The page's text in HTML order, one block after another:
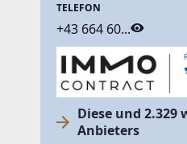
TELEFON
+43 664 60...
Diese und 2.329
Anbieters